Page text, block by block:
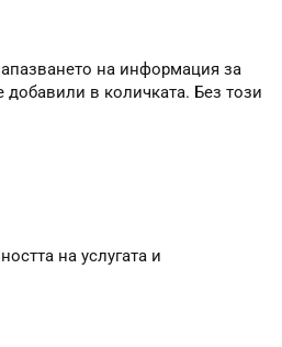
на информация за
добавили в количката. Без този
на услугата и